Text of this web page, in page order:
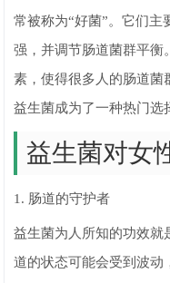
常被称为“好菌”。它们
强，并调节肠道菌群平衡
素，使得很多人的肠道菌
益生菌成为了一种热门选
益生菌对女
1. 肠道的守护者
益生菌为人所知的功效就
道的状态可能会受到波动